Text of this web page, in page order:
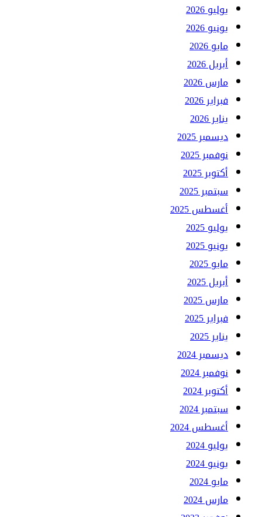
يوليو 2026
يونيو 2026
مايو 2026
أبريل 2026
مارس 2026
فبراير 2026
يناير 2026
ديسمبر 2025
نوفمبر 2025
أكتوبر 2025
سبتمبر 2025
أغسطس 2025
يوليو 2025
يونيو 2025
مايو 2025
أبريل 2025
مارس 2025
فبراير 2025
يناير 2025
ديسمبر 2024
نوفمبر 2024
أكتوبر 2024
سبتمبر 2024
أغسطس 2024
يوليو 2024
يونيو 2024
مايو 2024
مارس 2024